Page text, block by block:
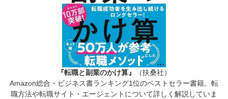
『転職と副業のかけ算』
（扶桑社）
Amazon総合・ビジネス書ランキング1位のベストセラー書籍。転
職方法や転職サイト・エージェントについて詳しく解説していま